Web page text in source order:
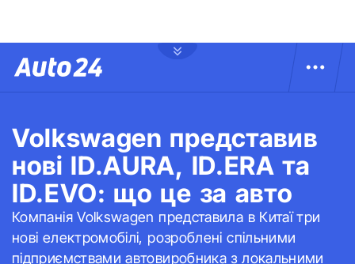
Volkswagen представив
нові ID.AURA, ID.ERA та
ID.EVO: що це за авто
Компанія Volkswagen представила в Китаї три
нові електромобілі, розроблені спільними
підприємствами автовиробника з локальними